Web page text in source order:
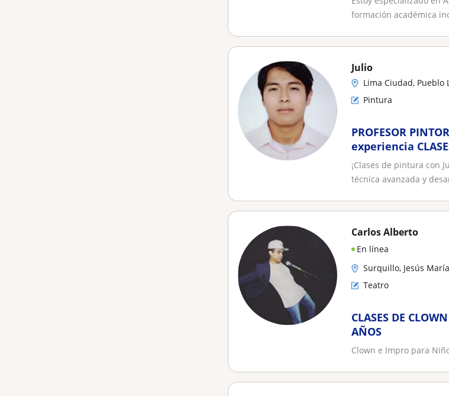
formación académica
Julio
Lima Ciudad, Pueblo
Pintura
PROFESOR
experiencia
PRESENCIAL Y
¡Clases de pintura con
técnica avanzada y
Carlos Alberto
En línea
Surquillo, Jesús
Teatro
CLASES DE
AÑOS
Clown e Impro para